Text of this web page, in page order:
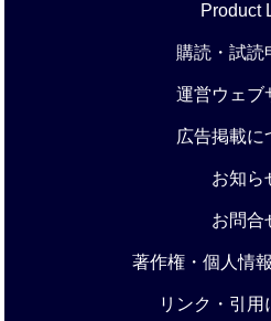
Product
購読・試読
運営ウェブ
広告掲載に
お知ら
お問合
著作権・個人情
リンク・引用